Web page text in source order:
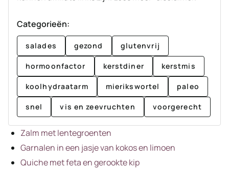
Categorieën:
salades gezond glutenvrij
hormoonfactor kerstdiner kerstmis
koolhydraatarm mierikswortel paleo
snel vis en zeevruchten voorgerecht
Zalm met lentegroenten
Garnalen in een jasje van kokos en limoen
Quiche met feta en gerookte kip